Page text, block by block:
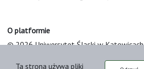
O platformie
© 2026 Uniwersytet Śląski w Katowicach
Ta strona używa pliki